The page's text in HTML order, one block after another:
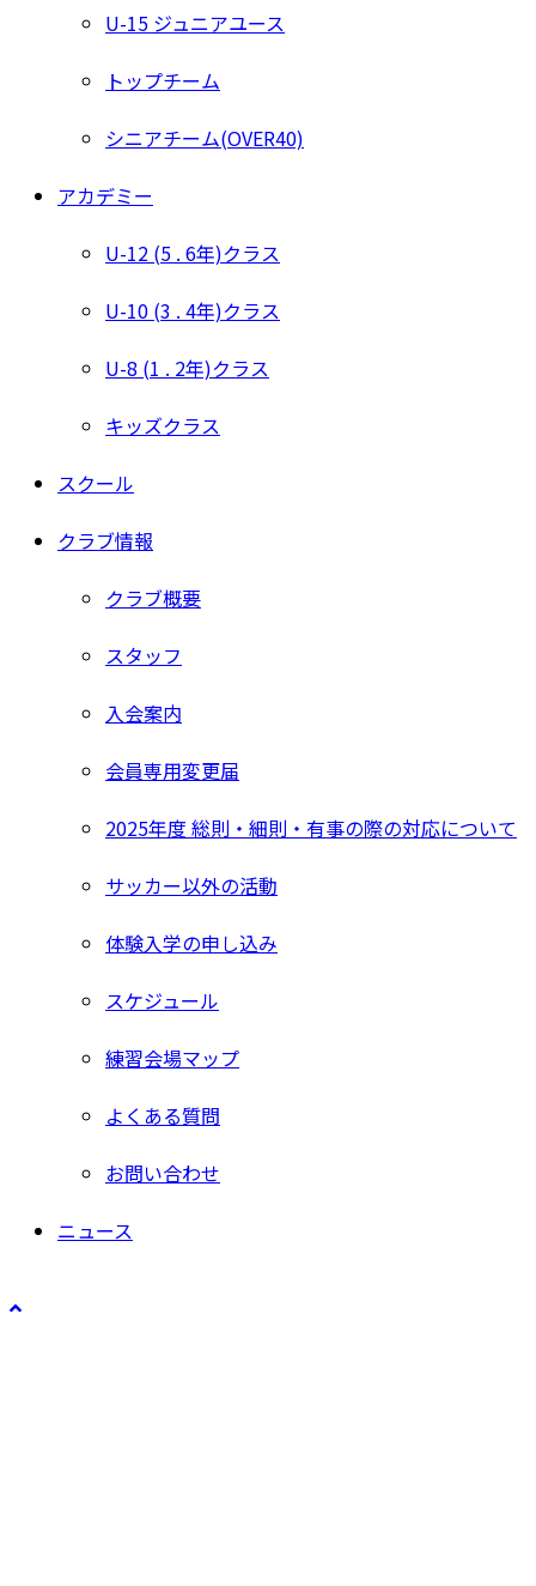
U-15 ジュニアユース
トップチーム
シニアチーム(OVER40)
アカデミー
U-12 (5 . 6年)クラス
U-10 (3 . 4年)クラス
U-8 (1 . 2年)クラス
キッズクラス
スクール
クラブ情報
クラブ概要
スタッフ
入会案内
会員専用変更届
2025年度 総則・細則・有事の際の対応について
サッカー以外の活動
体験入学の申し込み
スケジュール
練習会場マップ
よくある質問
お問い合わせ
ニュース